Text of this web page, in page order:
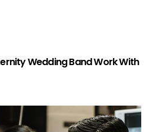
Wedding Band Work With